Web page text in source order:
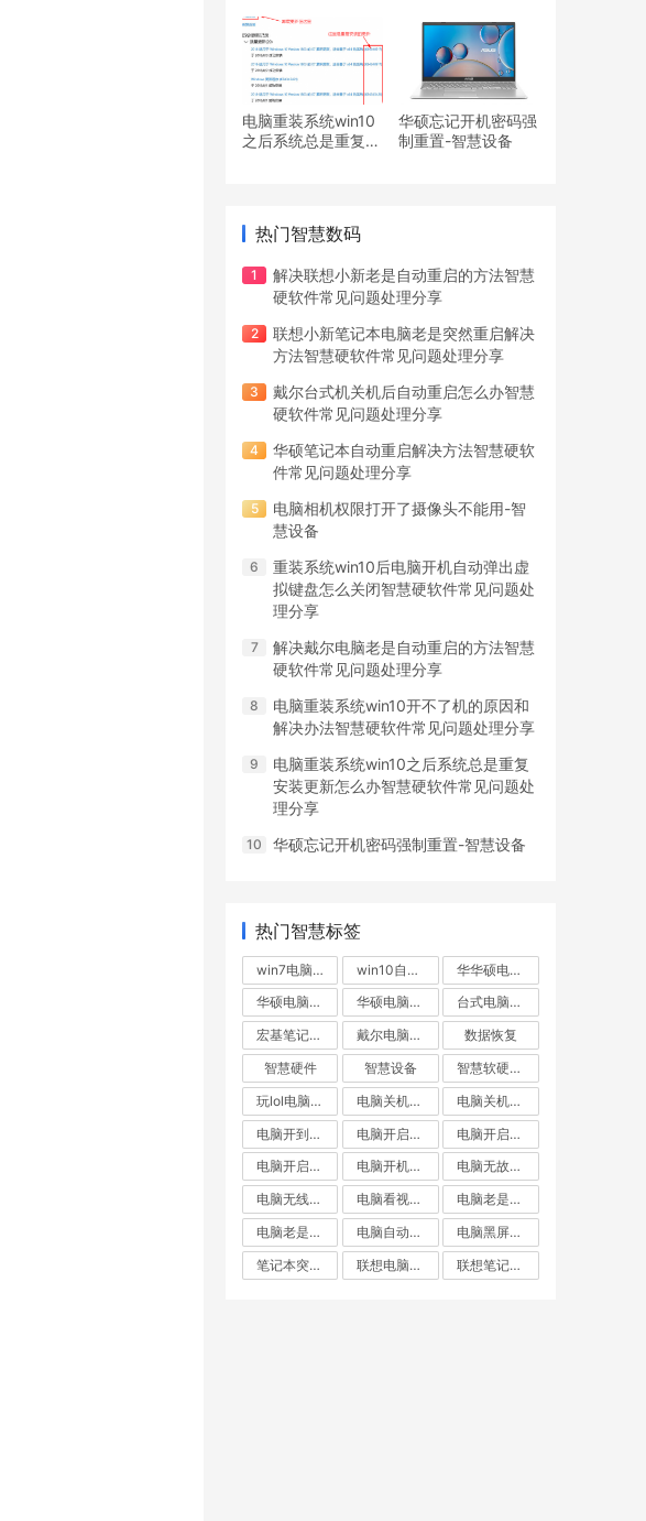
享
见问题处理分享
电脑重装系统win10
之后系统总是重复安
华硕忘记开机密码强
制重置-智慧设备
热门智慧数码
解决联想小新老是自动重启的方法智慧
硬软件常见问题处理分享
联想小新笔记本电脑老是突然重启解决
方法智慧硬软件常见问题处理分享
戴尔台式机关机后自动重启怎么办智慧
硬软件常见问题处理分享
华硕笔记本自动重启解决方法智慧硬软
件常见问题处理分享
电脑相机权限打开了摄像头不能用-智
慧设备
重装系统win10后电脑开机自动弹出虚
拟键盘怎么关闭智慧硬软件常见问题处
理分享
解决戴尔电脑老是自动重启的方法智慧
硬软件常见问题处理分享
电脑重装系统win10开不了机的原因和
解决办法智慧硬软件常见问题处理分享
电脑重装系统win10之后系统总是重复
安装更新怎么办智慧硬软件常见问题处
理分享
华硕忘记开机密码强制重置-智慧设备
热门智慧标签
win7电脑无故重启 win10自动重启
华华硕电脑不断重启
华硕电脑自动重启
华硕电脑重启
台式电脑突然重启
宏基笔记本自动重启
戴尔电脑自动重启
数据恢复
智慧硬件
智慧设备
智慧软硬件常见问题出来
玩lol电脑重启
电脑关机却重启
电脑关机后自动重启
电脑开到一半就重启
电脑开启不断重启
电脑开启后自动重启
电脑开启无线重启
电脑开机就重启
电脑无故重启
电脑无线重启
电脑看视频自动重启
电脑老是重启
电脑老是黑屏重启
电脑自动重启
电脑黑屏重启
笔记本突然重启
联想电脑关机后自动重启 联想笔记本自动重启